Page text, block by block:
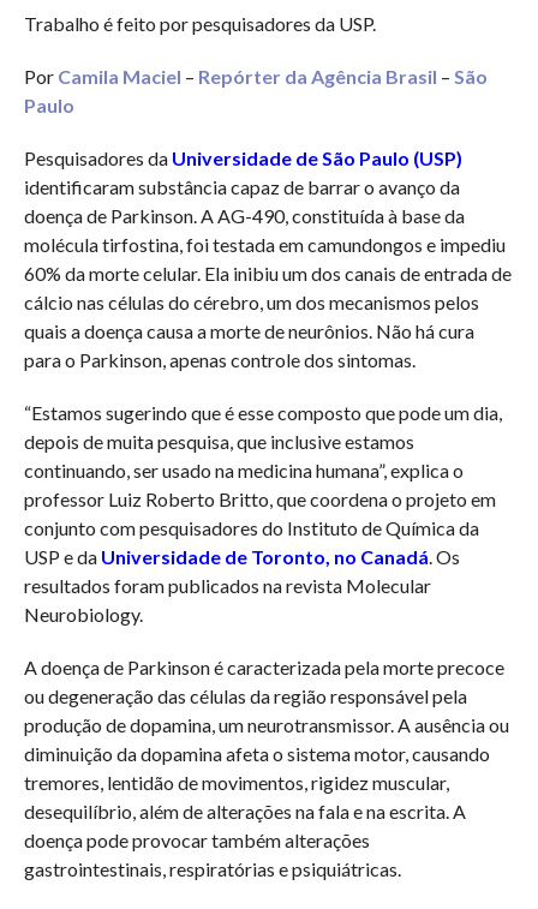
Trabalho é feito por pesquisadores da USP.
Por Camila Maciel – Repórter da Agência Brasil – São
Paulo
Pesquisadores da Universidade de São Paulo (USP)
identificaram substância capaz de barrar o avanço da
doença de Parkinson. A AG-490, constituída à base da
molécula tirfostina, foi testada em camundongos e impediu
60% da morte celular. Ela inibiu um dos canais de entrada de
cálcio nas células do cérebro, um dos mecanismos pelos
quais a doença causa a morte de neurônios. Não há cura
para o Parkinson, apenas controle dos sintomas.
“Estamos sugerindo que é esse composto que pode um dia,
depois de muita pesquisa, que inclusive estamos
continuando, ser usado na medicina humana”, explica o
professor Luiz Roberto Britto, que coordena o projeto em
conjunto com pesquisadores do Instituto de Química da
USP e da Universidade de Toronto, no Canadá. Os
resultados foram publicados na revista Molecular
Neurobiology.
A doença de Parkinson é caracterizada pela morte precoce
ou degeneração das células da região responsável pela
produção de dopamina, um neurotransmissor. A ausência ou
diminuição da dopamina afeta o sistema motor, causando
tremores, lentidão de movimentos, rigidez muscular,
desequilíbrio, além de alterações na fala e na escrita. A
doença pode provocar também alterações
gastrointestinais, respiratórias e psiquiátricas.